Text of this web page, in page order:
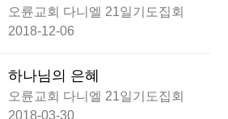
오륜교회 다니엘 21일기도집회
2018-12-06
하나님의 은혜
오륜교회 다니엘 21일기도집회
2018-03-30